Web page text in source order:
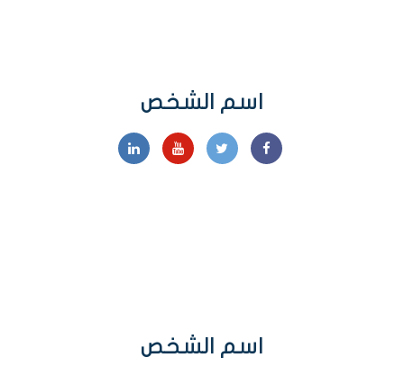
اسم الشخص
اسم الشخص